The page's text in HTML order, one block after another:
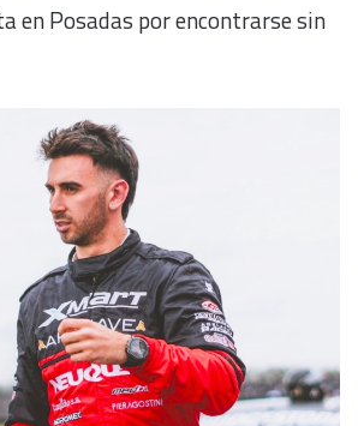
en Posadas por encontrarse sin